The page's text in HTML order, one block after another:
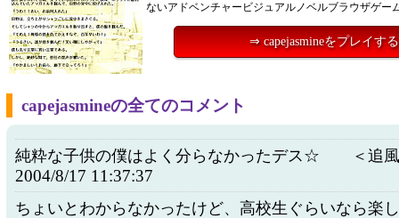
ないアドベンチャービジュアルノベルブラウザゲー
⇒ capejasmineをプレイする
capejasmineの全てのコメント
純粋な子供の僕はよく分らなかったデス☆ ＜追
2004/8/17 11:37:37
ちょいとわからなかったけど、高校生ぐらいなら楽